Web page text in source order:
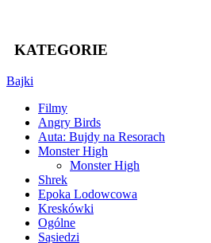
KATEGORIE
Bajki
Filmy
Angry Birds
Auta: Bujdy na Resorach
Monster High
Monster High
Shrek
Epoka Lodowcowa
Kreskówki
Ogólne
Sąsiedzi